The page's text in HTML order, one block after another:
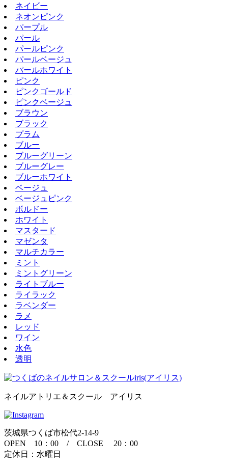
ネイビー
ネオンピンク
パープル
パール
パールピンク
パールベージュ
パールホワイト
ピンク
ピンクゴールド
ピンクベージュ
ブラウン
ブラック
プラム
ブルー
ブルーグリーン
ブルーグレー
ブルーホワイト
ベージュ
ベージュピンク
ボルドー
ホワイト
マスタード
マゼンタ
マルチカラー
ミント
ミントグリーン
ライトブルー
ライラック
ラベンダー
ラメ
レッド
ワイン
水色
透明
ネイルアトリエ＆スクール アイリス
茨城県つくば市松代2-14-9
OPEN 10：00 / CLOSE 20：00
定休日：水曜日